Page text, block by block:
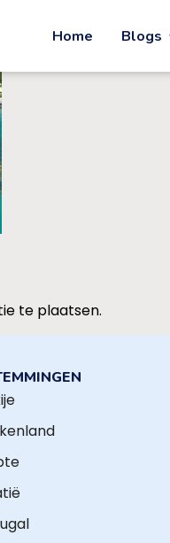
Home Blogs
te plaatsen.